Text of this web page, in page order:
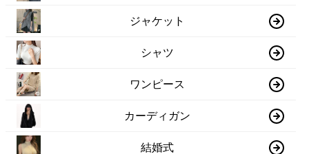
ジャケット
シャツ
ワンピース
カーディガン
結婚式